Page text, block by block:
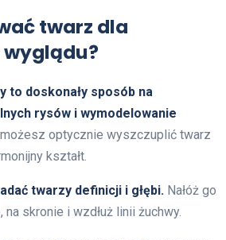
twarz dla
to doskonały sposób na
rysów i wymodelowanie
optycznie wyszczuplić twarz
kształt.
twarzy definicji i głębi. Nałóż go
skronie i wzdłuż linii żuchwy.